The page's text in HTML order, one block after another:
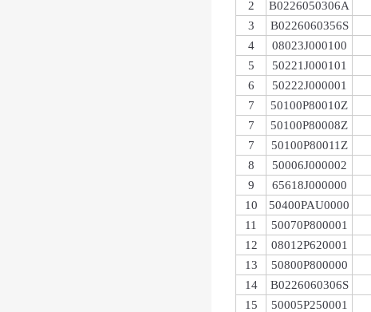
2
B0226050306A
3
B0226060356S
4
08023J000100
5
50221J000101
6
50222J000001
7
50100P80010Z
7
50100P80008Z
7
50100P80011Z
8
50006J000002
9
65618J000000
10
50400PAU0000
11
50070P800001
12
08012P620001
13
50800P800000
14
B0226060306S
15
50005P250001